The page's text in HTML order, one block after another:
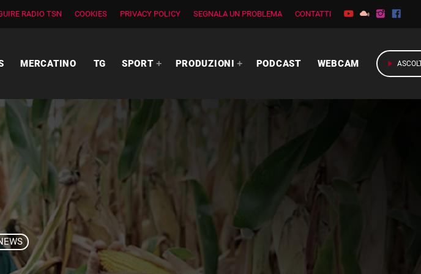
RADIO TSN COOKIES PRIVACY POLICY SEGNALA UN PROBLEMA CONTATTI
MERCATINO TG SPORT PRODUZIONI PODCAST WEBCAM play_arrow